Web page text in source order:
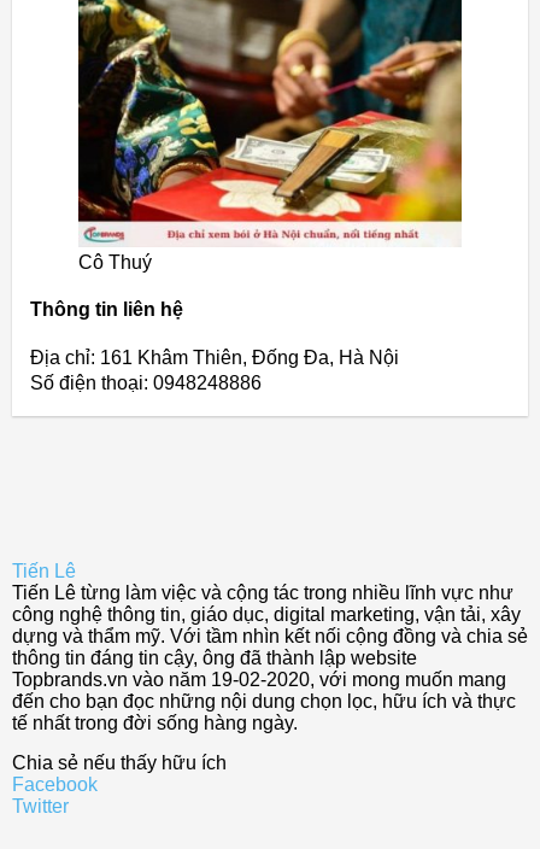
Cô Thuý
Thông tin liên hệ
Địa chỉ: 161 Khâm Thiên, Đống Đa, Hà Nội
Số điện thoại: 0948248886
Tiến Lê
Tiến Lê từng làm việc và cộng tác trong nhiều lĩnh vực như
công nghệ thông tin, giáo dục, digital marketing, vận tải, xây
dựng và thẩm mỹ. Với tầm nhìn kết nối cộng đồng và chia sẻ
thông tin đáng tin cậy, ông đã thành lập website
Topbrands.vn vào năm 19-02-2020, với mong muốn mang
đến cho bạn đọc những nội dung chọn lọc, hữu ích và thực
tế nhất trong đời sống hàng ngày.
Chia sẻ nếu thấy hữu ích
Facebook
Twitter